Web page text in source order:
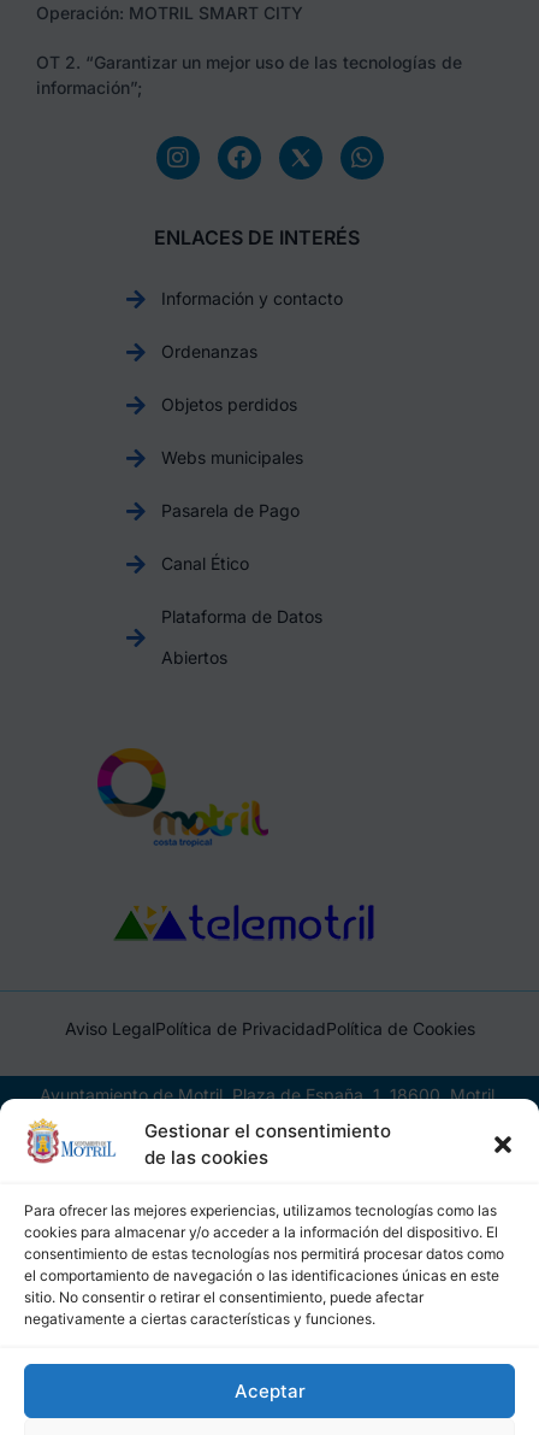
Gestionar el consentimiento
de las cookies
Para ofrecer las mejores experiencias, utilizamos tecnologías como las
cookies para almacenar y/o acceder a la información del dispositivo. El
consentimiento de estas tecnologías nos permitirá procesar datos como
el comportamiento de navegación o las identificaciones únicas en este
sitio. No consentir o retirar el consentimiento, puede afectar
negativamente a ciertas características y funciones.
Aceptar
Operación: MOTRIL SMART CITY
OT 2. “Garantizar un mejor uso de las tecnologías de
información”;
ENLACES DE INTERÉS
Información y contacto
Ordenanzas
Objetos perdidos
Webs municipales
Pasarela de Pago
Canal Ético
Plataforma de Datos
Abiertos
Aviso LegalPolítica de PrivacidadPolítica de Cookies
Ayuntamiento de Motril, Plaza de España, 1, 18600, Motril,
(Granada), CIF: P1814200J, DIR3: L01181400